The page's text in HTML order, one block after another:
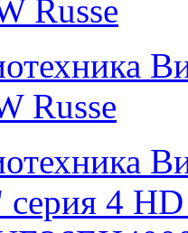
Russe
Russe
серия 4